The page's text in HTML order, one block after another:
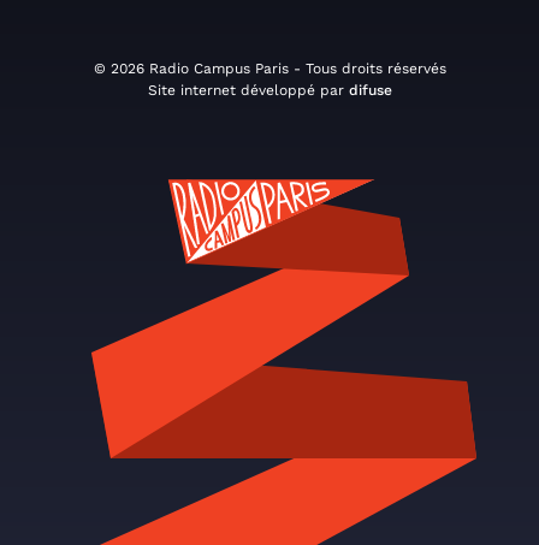
© 2026 Radio Campus Paris - Tous droits réservés
Site internet développé par difuse